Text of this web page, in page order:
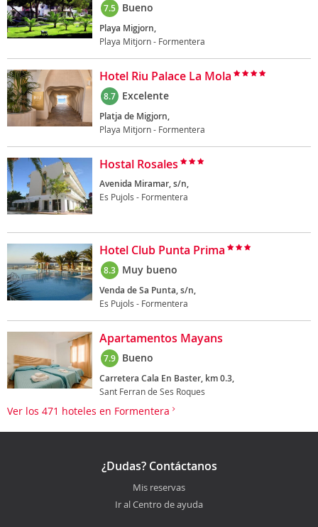
7.5 Bueno
Playa Migjorn,
Playa Mitjorn - Formentera
Hotel Riu Palace La Mola
8.7 Excelente
Platja de Migjorn,
Playa Mitjorn - Formentera
Hostal Rosales
Avenida Miramar, s/n,
Es Pujols - Formentera
Hotel Club Punta Prima
8.3 Muy bueno
Venda de Sa Punta, s/n,
Es Pujols - Formentera
Apartamentos Mayans
7.9 Bueno
Carretera Cala En Baster, km 0.3,
Sant Ferran de Ses Roques
Ver los 471 hoteles en Formentera
¿Dudas? Contáctanos
Mis reservas
Ir al Centro de ayuda